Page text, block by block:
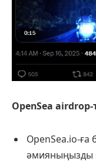
OpenSea
OpenSea.io-
әмияныңызды